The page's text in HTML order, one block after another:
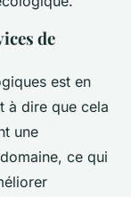
de
est en
à dire que cela
une
ce qui